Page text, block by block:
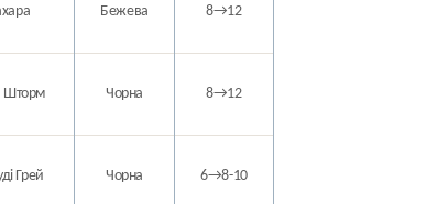
Бежева 8→12
Шторм Чорна 8→12
Грей Чорна 6→8-10